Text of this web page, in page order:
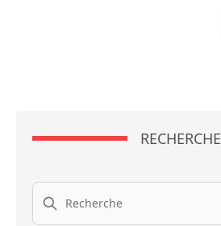
RECHERCHE
Recherche